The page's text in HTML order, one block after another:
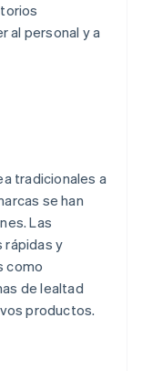
al personal y a
tradicionales a
se han
Las
rápidas y
como
de lealtad
productos.